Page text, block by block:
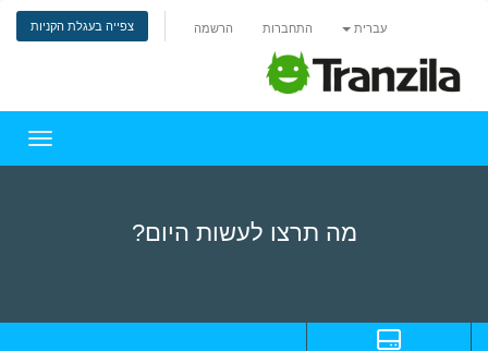
עברית התחברות הרשמה צפייה בעגלת הקניות
מה תרצו לעשות היום?